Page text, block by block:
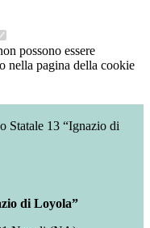
possono essere
nella pagina della cookie
Statale 13 “Ignazio di
di Loyola”